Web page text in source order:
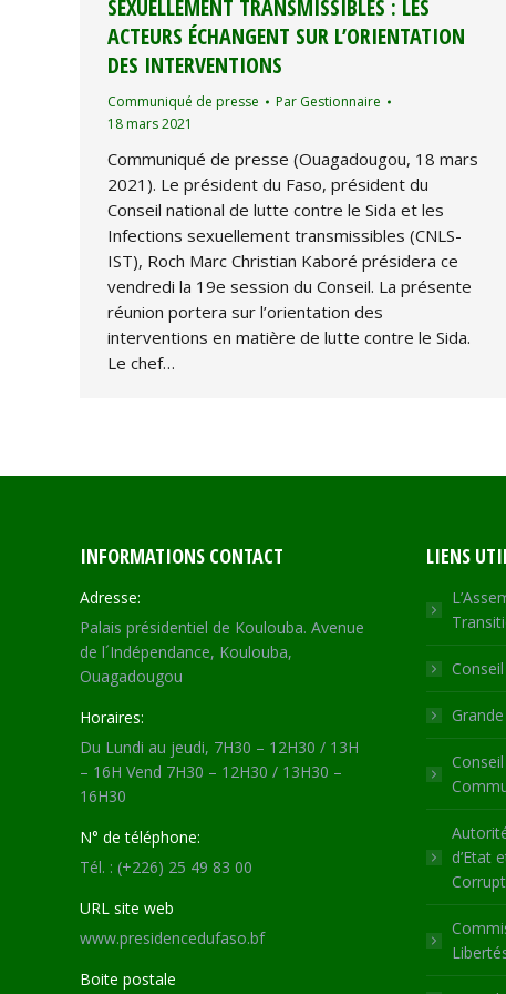
SEXUELLEMENT TRANSMISSIBLES : LES
ACTEURS ÉCHANGENT SUR L’ORIENTATION
DES INTERVENTIONS
Communiqué de presse Par Gestionnaire
18 mars 2021
Communiqué de presse (Ouagadougou, 18 mars
2021). Le président du Faso, président du
Conseil national de lutte contre le Sida et les
Infections sexuellement transmissibles (CNLS-
IST), Roch Marc Christian Kaboré présidera ce
vendredi la 19e session du Conseil. La présente
réunion portera sur l’orientation des
interventions en matière de lutte contre le Sida.
Le chef…
INFORMATIONS CONTACT
Adresse:
Palais présidentiel de Koulouba. Avenue
de l´Indépendance, Koulouba,
Ouagadougou
Horaires:
Du Lundi au jeudi, 7H30 – 12H30 / 13H
– 16H Vend 7H30 – 12H30 / 13H30 –
16H30
N° de téléphone:
Tél. : (+226) 25 49 83 00
URL site web
www.presidencedufaso.bf
Boite postale
LIENS
d’Etat